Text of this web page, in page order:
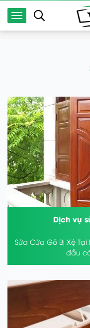
Dịch vụ
Sửa Cửa Gỗ Bị Xệ
đầu